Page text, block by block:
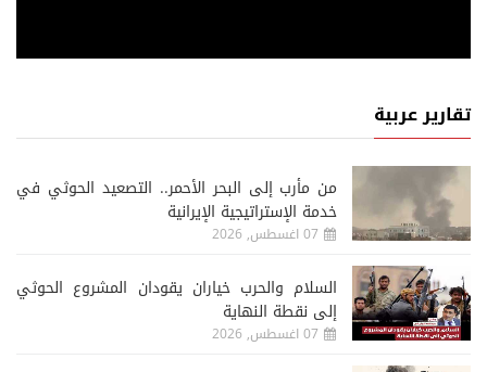
تقارير عربية
من مأرب إلى البحر الأحمر.. التصعيد الحوثي في
خدمة الإستراتيجية الإيرانية
07 اغسطس, 2026
السلام والحرب خياران يقودان المشروع الحوثي
إلى نقطة النهاية
07 اغسطس, 2026